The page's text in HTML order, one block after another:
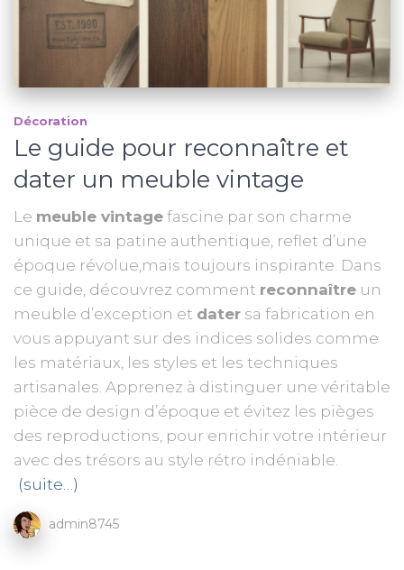
Décoration
Le guide pour reconnaître et
dater un meuble vintage
Le meuble vintage fascine par son charme
unique et sa patine authentique, reflet d’une
époque révolue,mais toujours inspirante. Dans
ce guide, découvrez comment reconnaître un
meuble d’exception et dater sa fabrication en
vous appuyant sur des indices solides comme
les matériaux, les styles et les techniques
artisanales. Apprenez à distinguer une véritable
pièce de design d’époque et évitez les pièges
des reproductions, pour enrichir votre intérieur
avec des trésors au style rétro indéniable.
(suite…)
admin8745